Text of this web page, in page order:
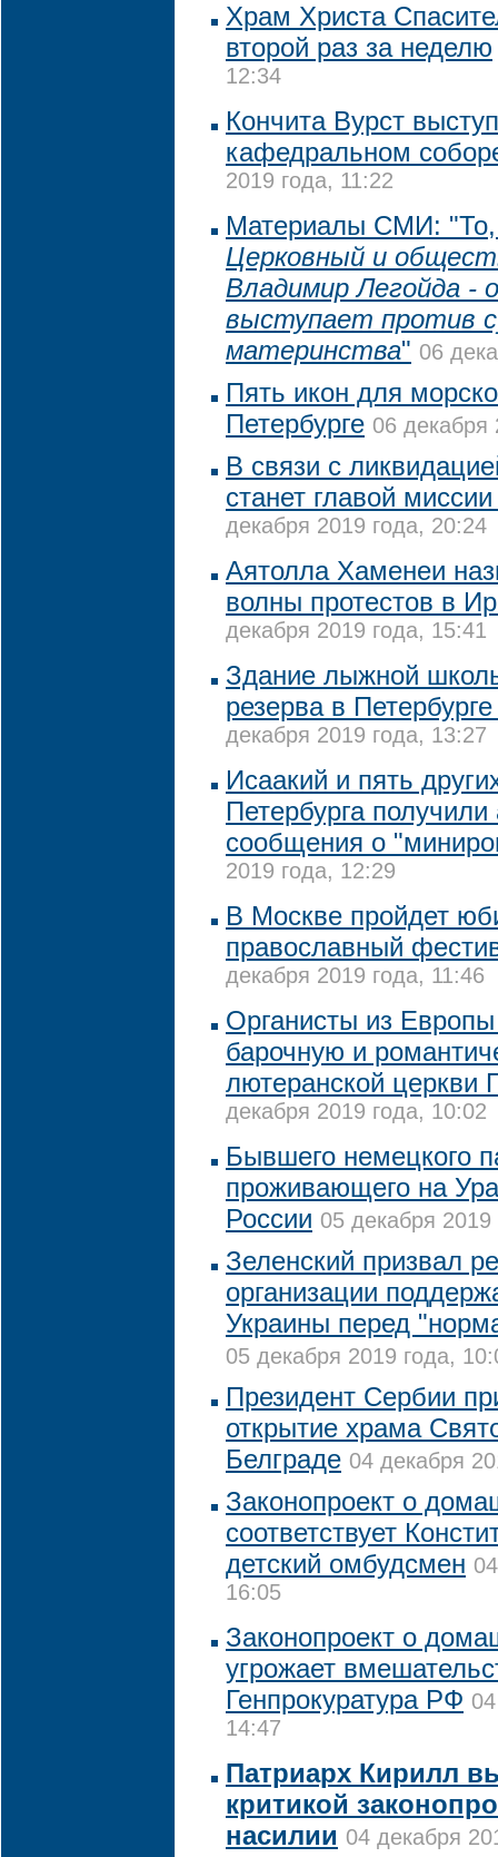
Храм Христа
второй раз за неделю
12:34
Кончита Вурст
кафедральном
2019 года, 11:22
Материалы СМИ: "То,
Церковный и
Владимир Легойда -
выступает против
материнства" 06
Пять икон для
Петербурге 06 декабря
В связи с
станет главой
декабря 2019 года, 20:24
Аятолла Хаменеи
волны протестов в
декабря 2019 года, 15:41
Здание лыжной
резерва в
декабря 2019 года, 13:27
Исаакий и пять
Петербурга
сообщения о
2019 года, 12:29
В Москве пройдет
православный
декабря 2019 года, 11:46
Органисты из
барочную и
лютеранской церкви
декабря 2019 года, 10:02
Бывшего немецкого
проживающего на
России 05 декабря 2019
Зеленский призвал
организации
Украины перед
05 декабря 2019 года,
Президент Сербии
открытие храма
Белграде 04 декабря
Законопроект о
соответствует
детский омбудсмен
16:05
Законопроект о
угрожает
Генпрокуратура РФ
14:47
Патриарх Кирилл
критикой
насилии 04 декабря